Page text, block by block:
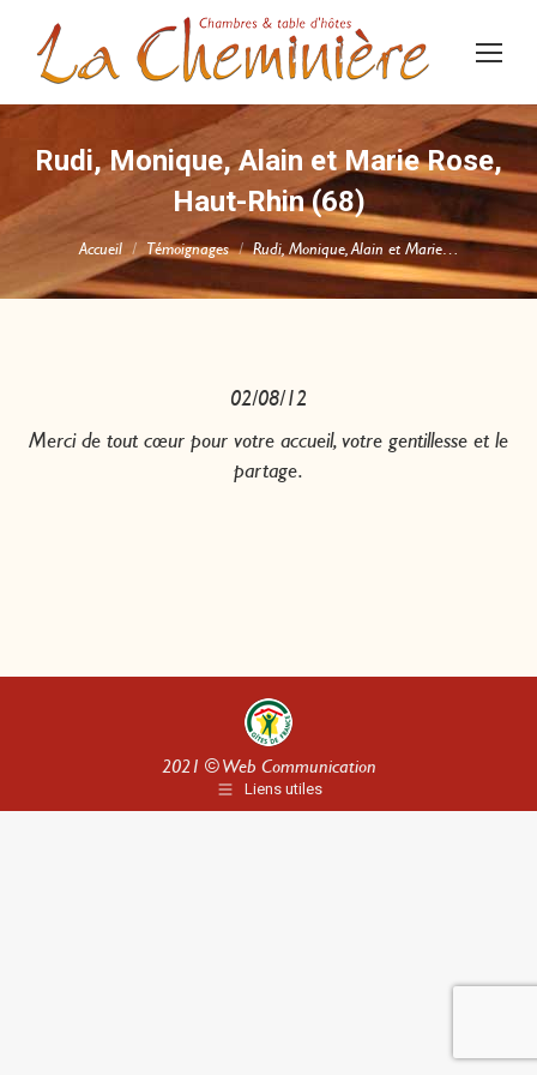
Rudi, Monique, Alain et Marie Rose,
Haut-Rhin (68)
Vous êtes ici :
Accueil Témoignages Rudi, Monique, Alain et Marie…
02/08/12
Merci de tout cœur pour votre accueil, votre gentillesse et le
partage.
2021 ©Web Communication
Liens utiles